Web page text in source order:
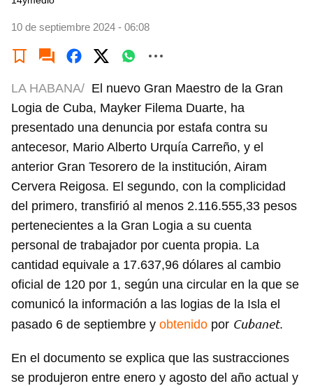
10 de septiembre 2024 - 06:08
LA HABANA/ El nuevo Gran Maestro de la Gran
Logia de Cuba, Mayker Filema Duarte, ha
presentado una denuncia por estafa contra su
antecesor, Mario Alberto Urquía Carreño, y el
anterior Gran Tesorero de la institución, Airam
Cervera Reigosa. El segundo, con la complicidad
del primero, transfirió al menos 2.116.555,33 pesos
pertenecientes a la Gran Logia a su cuenta
personal de trabajador por cuenta propia. La
cantidad equivale a 17.637,96 dólares al cambio
oficial de 120 por 1, según una circular en la que se
comunicó la información a las logias de la Isla el
pasado 6 de septiembre y obtenido por Cubanet.
En el documento se explica que las sustracciones
se produjeron entre enero y agosto del año actual y